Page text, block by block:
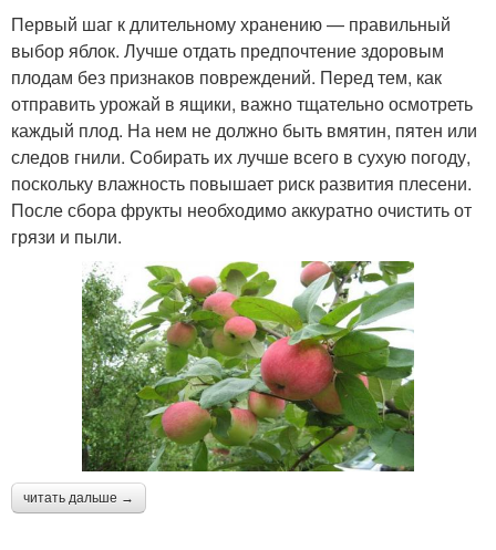
Первый шаг к длительному хранению — правильный
выбор яблок. Лучше отдать предпочтение здоровым
плодам без признаков повреждений. Перед тем, как
отправить урожай в ящики, важно тщательно осмотреть
каждый плод. На нем не должно быть вмятин, пятен или
следов гнили. Собирать их лучше всего в сухую погоду,
поскольку влажность повышает риск развития плесени.
После сбора фрукты необходимо аккуратно очистить от
грязи и пыли.
читать дальше →